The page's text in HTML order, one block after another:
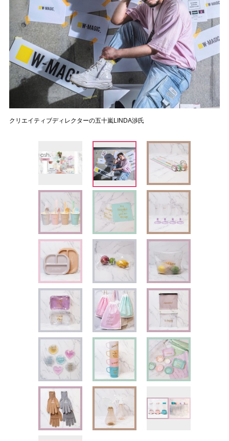
クリエイティブディレクターの五十嵐LINDA渉氏